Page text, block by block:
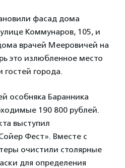
фасад дома
Коммунаров, 105, и
врачей Мееровичей на
это излюбленное место
гостей города.
особняка Баранника
190 800 рублей.
выступил
Фест». Вместе с
очистили столярные
для определения